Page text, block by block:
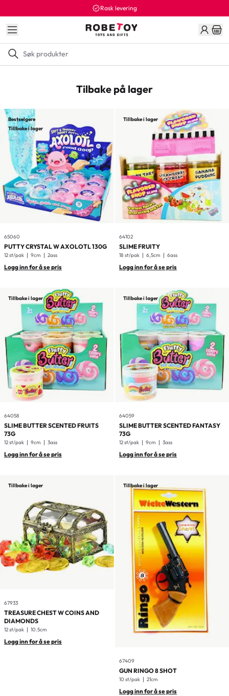
Rask levering
Tilbake på lager
Bestselgere
Tillbake i lager
65060
PUTTY CRYSTAL W AXOLOTL 130G
12 st/pak 9cm 2ass
Logg inn for å se pris
Tillbake i lager
64102
SLIME FRUITY
18 st/pak 6,5cm 6ass
Logg inn for å se pris
Tillbake i lager
64058
SLIME BUTTER SCENTED FRUITS
73G
12 st/pak 9cm 3ass
Logg inn for å se pris
Tillbake i lager
64059
SLIME BUTTER SCENTED FANTASY
73G
12 st/pak 9cm 3ass
Logg inn for å se pris
Tillbake i lager
67933
TREASURE CHEST W COINS AND
DIAMONDS
12 st/pak 10.5cm
Logg inn for å se pris
Tillbake i lager
67409
GUN RINGO 8 SHOT
10 st/pak 21cm
Logg inn for å se pris